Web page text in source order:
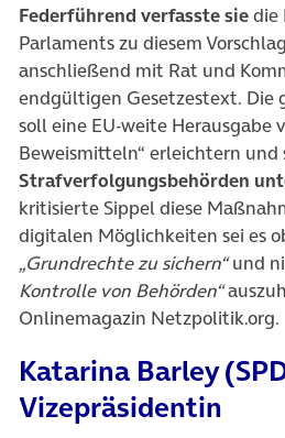
Federführend verfasste siedie
Parlaments zu diesem
anschließend mit Rat und
endgültigen Gesetzestext. Die
soll eine EU-weite Herausgabe
Beweismitteln“ erleichtern und
Strafverfolgungsbehörden
kritisierte Sippel diese
digitalen Möglichkeiten sei es
„Grundrechte zu sichern“und
Kontrolle von Behörden“
Onlinemagazin Netzpolitik.org.
Katarina Barley
Vizepräsidentin